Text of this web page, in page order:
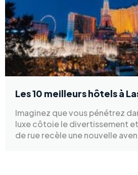
Les 10 meilleurs hôtels à
Imaginez que vous pénétrez
luxe côtoie le divertissement
de rue recèle une nouvelle